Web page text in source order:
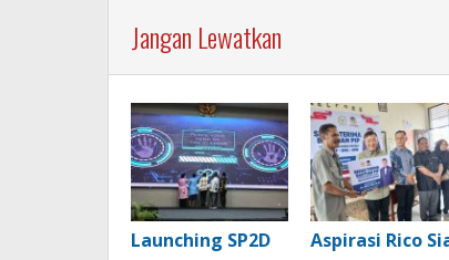
Jangan Lewatkan
Launching SP2D
Aspirasi Rico